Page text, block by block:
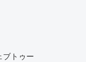
ブトゥー